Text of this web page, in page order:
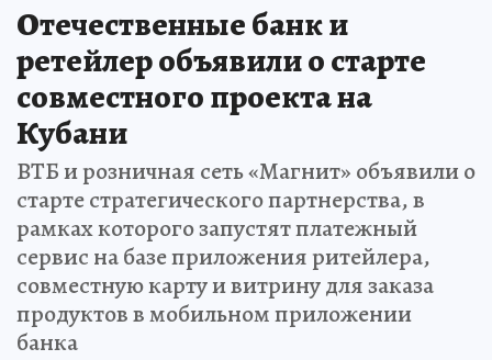
Отечественные банк и
ретейлер объявили о старте
совместного проекта на
Кубани
ВТБ и розничная сеть «Магнит» объявили о
старте стратегического партнерства, в
рамках которого запустят платежный
сервис на базе приложения ритейлера,
совместную карту и витрину для заказа
продуктов в мобильном приложении
банка